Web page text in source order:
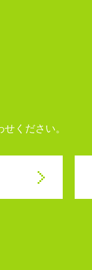
ください。